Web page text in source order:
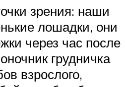
зрения: наши
лошадки, они
через час после
грудничка
взрослого,